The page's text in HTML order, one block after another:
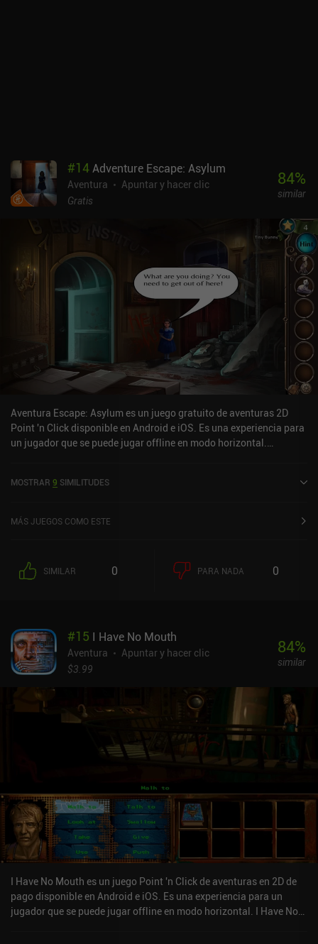
#14Adventure Escape: Asylum
Aventura
Apuntar y hacer clic
Gratis
84%
similar
Aventura Escape: Asylum es un juego gratuito de aventuras 2D
Point 'n Click disponible en Android e iOS. Es una experiencia para
un jugador que se puede jugar offline en modo horizontal.
en la App Store de iOS.
MOSTRAR 9 SIMILITUDES
MÁS JUEGOS COMO ESTE
SIMILAR 0 PARA NADA 0
#15 I Have No Mouth
Aventura
Apuntar y hacer clic
$3.99
84%
similar
I Have No Mouth es un juego Point 'n Click de aventuras en 2D de
pago disponible en Android e iOS. Es una experiencia para un
jugador que se puede jugar offline en modo horizontal. I Have No